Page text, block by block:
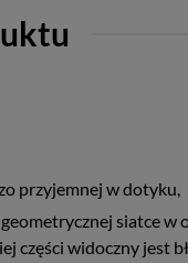
przyjemnej w dotyku,
siatce
części widoczny